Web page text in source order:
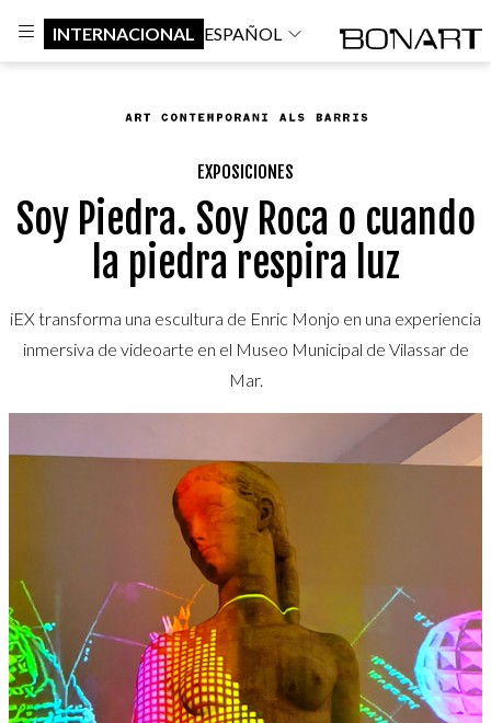
INTERNACIONAL ESPAÑOL
EXPOSICIONES
Soy Piedra. Soy Roca o cuando
la piedra respira luz
iEX transforma una escultura de Enric Monjo en una experiencia
inmersiva de videoarte en el Museo Municipal de Vilassar de
Mar.